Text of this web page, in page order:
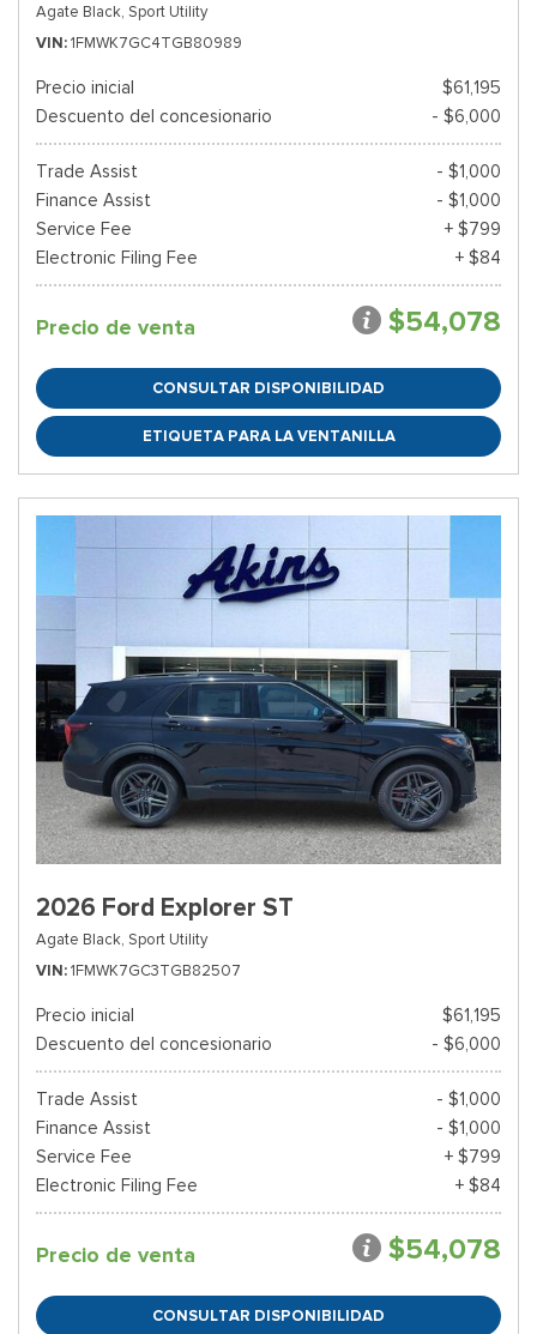
Agate Black, Sport Utility
VIN 1FMWK7GC4TGB80989
Precio inicial
$61,195
Descuento del concesionario
- $6,000
Trade Assist
- $1,000
Finance Assist
- $1,000
Service Fee
+ $799
Electronic Filing Fee
+ $84
Precio de venta $54,078
CONSULTAR DISPONIBILIDAD
ETIQUETA PARA LA VENTANILLA
2026 Ford Explorer ST
Agate Black, Sport Utility
VIN 1FMWK7GC3TGB82507
Precio inicial
$61,195
Descuento del concesionario
- $6,000
Trade Assist
- $1,000
Finance Assist
- $1,000
Service Fee
+ $799
Electronic Filing Fee
+ $84
Precio de venta $54,078
CONSULTAR DISPONIBILIDAD